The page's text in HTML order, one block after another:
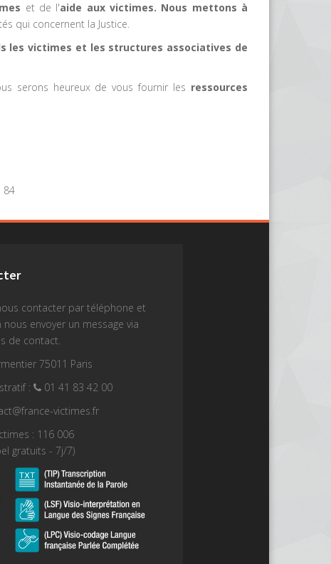
et de l'aide aux victimes. Nous mettons à
qui concernent la Justice.
les victimes et les structures associatives de
serons heureux de vous fournir les ressources
84
contacter par téléphone et
envoyer un message via
de contact.
75011 Paris
:
01 41 83 42 00
victimes.fr
: 116 006
gratuits - 7j/7)